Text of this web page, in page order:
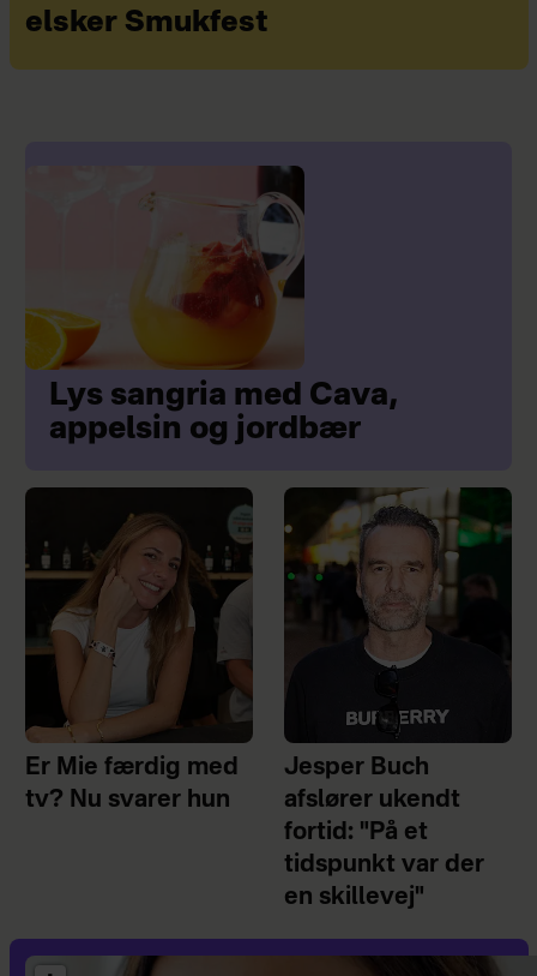
elsker Smukfest
Lys sangria med Cava,
appelsin og jordbær
Er Mie færdig med
tv? Nu svarer hun
Jesper Buch
afslører ukendt
fortid: "På et
tidspunkt var der
en skillevej"